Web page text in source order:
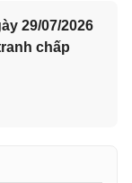
29/07/2026
chấp